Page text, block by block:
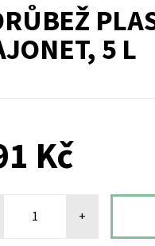
5 L
Kč
+